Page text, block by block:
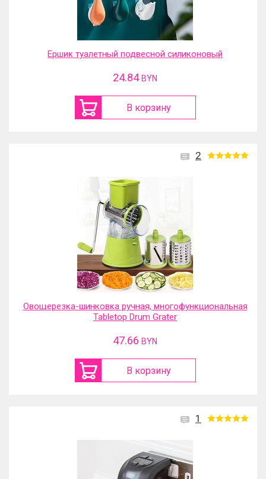
Ершик туалетный подвесной силиконовый
24.84 BYN
В корзину
2
Овощерезка-шинковка ручная, многофункциональная
Tabletop Drum Grater
47.66 BYN
В корзину
1